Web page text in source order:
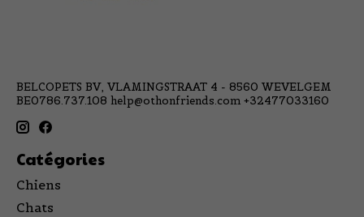
BELCOPETS BV, VLAMINGSTRAAT 4 - 8560 WEVELGEM
BE0786.737.108 help@othonfriends.com +32477033160
Catégories
Chiens
Chats